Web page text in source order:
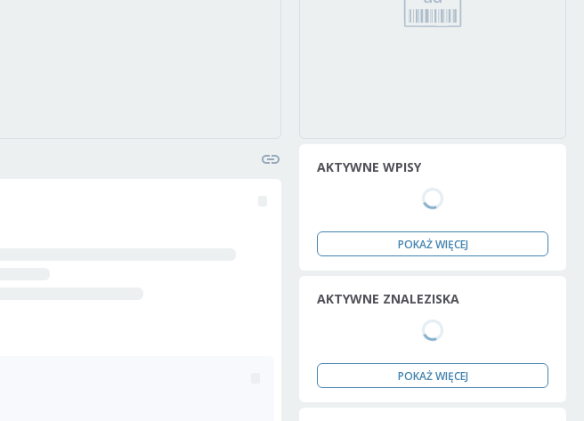
AKTYWNE WPISY
POKAŻ WIĘCEJ
AKTYWNE ZNALEZISKA
POKAŻ WIĘCEJ